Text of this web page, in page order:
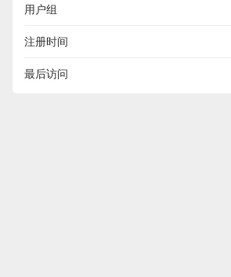
用户组
注册时间
最后访问